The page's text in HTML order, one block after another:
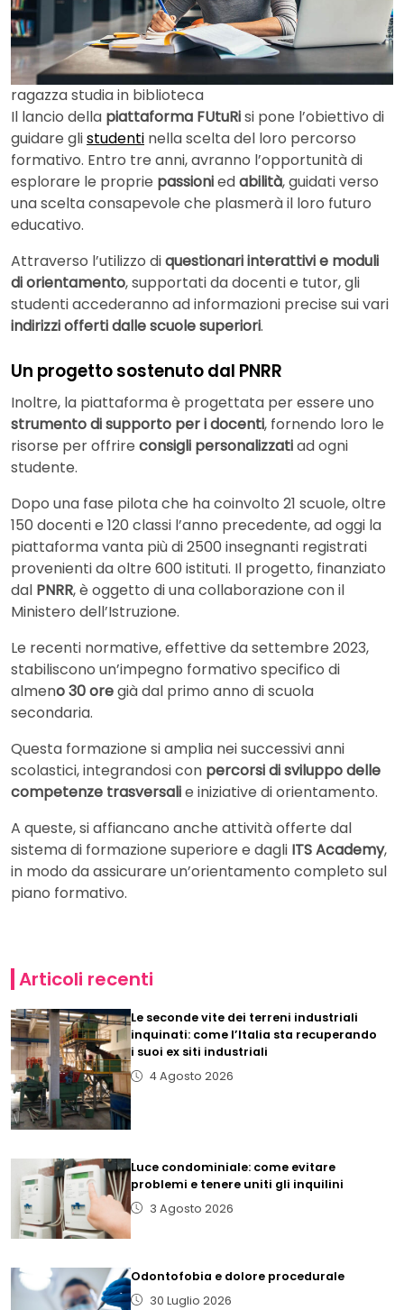
ragazza studia in biblioteca
Il lancio della piattaforma FUtuRisi pone l’obiettivo di
guidare glistudenti nella scelta del loro percorso
formativo. Entro tre anni, avranno l’opportunità di
esplorare le proprie passioniedabilità, guidati verso
una scelta consapevole che plasmerà il loro futuro
educativo.
Attraverso l’utilizzo diquestionari interattivi e moduli
di orientamento, supportati da docenti e tutor, gli
studenti accederanno ad informazioni precise sui vari
indirizzi offerti dalle scuole superiori.
Un progetto sostenuto dal PNRR
Inoltre, la piattaforma è progettata per essere uno
strumento di supporto per i docenti, fornendo loro le
risorse per offrire consigli personalizzatiad ogni
studente.
Dopo una fase pilota che ha coinvolto 21 scuole, oltre
150 docenti e 120 classi l’anno precedente, ad oggi la
piattaforma vanta più di 2500 insegnanti registrati
provenienti da oltre 600 istituti. Il progetto, finanziato
dal PNRR, è oggetto di una collaborazione con il
Ministero dell’Istruzione.
Le recenti normative, effettive da settembre 2023,
stabiliscono un’impegno formativo specifico di
almeno 30 oregià dal primo anno di scuola
secondaria.
Questa formazione si amplia nei successivi anni
scolastici, integrandosi con percorsi di sviluppo delle
competenze trasversalie iniziative di orientamento.
A queste, si affiancano anche attività offerte dal
sistema di formazione superiore e dagli ITS Academy,
in modo da assicurare un’orientamento completo sul
piano formativo.
Articoli recenti
Le seconde vite dei terreni industriali
inquinati: come l’Italia sta recuperando
i suoi ex siti industriali
4 Agosto 2026
Luce condominiale: come evitare
problemi e tenere uniti gli inquilini
3 Agosto 2026
Odontofobia e dolore procedurale
30 Luglio 2026